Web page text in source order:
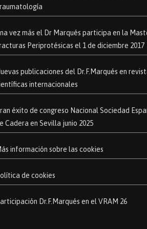
vez más el Dr Marqués participa en la
Periprotésicas el 1 de diciembre 2017
publicaciones del Dr.F.Marqués en
internacionales
éxito de congreso Nacional Sociedad
Cadera en Sevilla junio 2025
información sobre las cookies
de cookies
Dr.F.Marqués en el VRAM 26